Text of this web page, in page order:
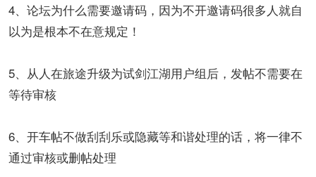
4、论坛为什么需要邀请码，因为不开邀请码很多人就自
以为是根本不在意规定！
5、从人在旅途升级为试剑江湖用户组后，发帖不需要在
等待审核
6、开车帖不做刮刮乐或隐藏等和谐处理的话，将一律不
通过审核或删帖处理